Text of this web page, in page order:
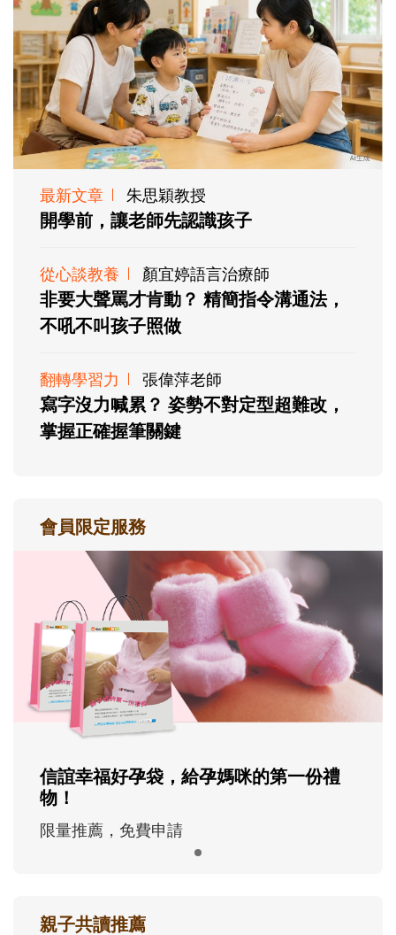
最新文章 朱思穎教授
開學前，讓老師先認識孩子
從心談教養 顏宜婷語言治療師
非要大聲罵才肯動？ 精簡指令溝通法，
不吼不叫孩子照做
翻轉學習力 張偉萍老師
寫字沒力喊累？ 姿勢不對定型超難改，
掌握正確握筆關鍵
會員限定服務
信誼幸福好孕袋，給孕媽咪的第一份禮
物！
限量推薦，免費申請
親子共讀推薦